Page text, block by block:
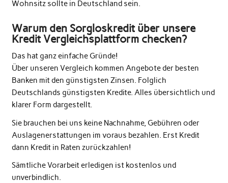
Wohnsitz sollte in Deutschland sein.
Warum den Sorgloskredit über unsere
Kredit Vergleichsplattform checken?
Das hat ganz einfache Gründe!
Über unseren Vergleich kommen Angebote der besten
Banken mit den günstigsten Zinsen. Folglich
Deutschlands günstigsten Kredite. Alles übersichtlich und
klarer Form dargestellt.
Sie brauchen bei uns keine Nachnahme, Gebühren oder
Auslagenerstattungen im voraus bezahlen. Erst Kredit
dann Kredit in Raten zurückzahlen!
Sämtliche Vorarbeit erledigen ist kostenlos und
unverbindlich.